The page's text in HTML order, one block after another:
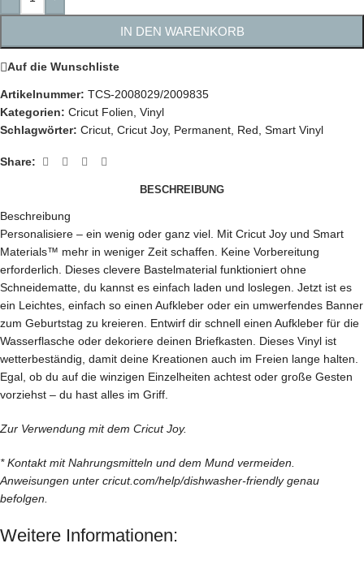
IN DEN WARENKORB
Auf die Wunschliste
Artikelnummer: TCS-2008029/2009835
Kategorien: Cricut Folien Vinyl
Schlagwörter: Cricut Cricut Joy, Permanent Red Smart Vinyl
Share:
BESCHREIBUNG
Beschreibung
Personalisiere – ein wenig oder ganz viel. Mit Cricut Joy und Smart
Materials™ mehr in weniger Zeit schaffen. Keine Vorbereitung
erforderlich. Dieses clevere Bastelmaterial funktioniert ohne
Schneidematte, du kannst es einfach laden und loslegen. Jetzt ist es
ein Leichtes, einfach so einen Aufkleber oder ein umwerfendes Banner
zum Geburtstag zu kreieren. Entwirf dir schnell einen Aufkleber für die
Wasserflasche oder dekoriere deinen Briefkasten. Dieses Vinyl ist
wetterbeständig, damit deine Kreationen auch im Freien lange halten.
Egal, ob du auf die winzigen Einzelheiten achtest oder große Gesten
vorziehst – du hast alles im Griff.
Zur Verwendung mit dem Cricut Joy.
* Kontakt mit Nahrungsmitteln und dem Mund vermeiden.
Anweisungen unter cricut.com/help/dishwasher-friendly genau
befolgen.
Weitere Informationen: